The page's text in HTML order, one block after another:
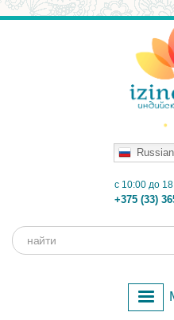
Russian
c 10:00 до
+375 (33)
Форма
Поиск